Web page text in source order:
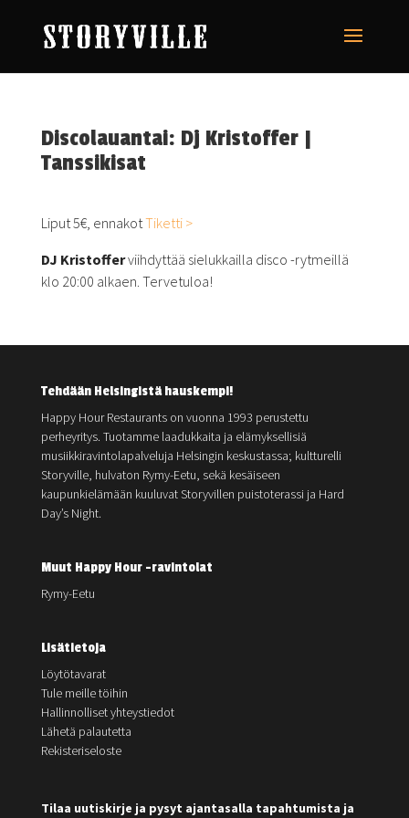
Discolauantai: Dj Kristoffer |
Tanssikisat
Liput 5€, ennakotTiketti >
DJ Kristofferviihdyttää sielukkailla disco -rytmeillä
klo 20:00 alkaen. Tervetuloa!
Tehdään Helsingistä hauskempi!
Happy Hour Restaurants on vuonna 1993 perustettu
perheyritys. Tuotamme laadukkaita ja elämyksellisiä
musiikkiravintolapalveluja Helsingin keskustassa; kultturelli
Storyville, hulvaton Rymy-Eetu, sekä kesäiseen
kaupunkielämään kuuluvat Storyvillen puistoterassi ja Hard
Day’s Night.
Muut Happy Hour -ravintolat
Rymy-Eetu
Lisätietoja
Löytötavarat
Tule meille töihin
Hallinnolliset yhteystiedot
Lähetä palautetta
Rekisteriseloste
Tilaa uutiskirje ja pysyt ajantasalla tapahtumista ja